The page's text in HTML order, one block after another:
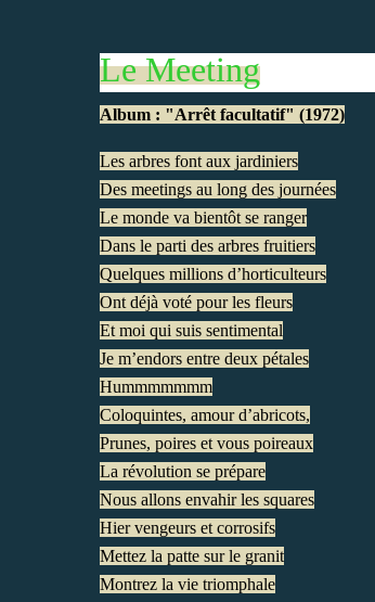
Le Meeting
Album : "Arrêt facultatif" (1972)
Les arbres font aux jardiniers
Des meetings au long des journées
Le monde va bientôt se ranger
Dans le parti des arbres fruitiers
Quelques millions d’horticulteurs
Ont déjà voté pour les fleurs
Et moi qui suis sentimental
Je m’endors entre deux pétales
Hummmmmmm
Coloquintes, amour d’abricots,
Prunes, poires et vous poireaux
La révolution se prépare
Nous allons envahir les squares
Hier vengeurs et corrosifs
Mettez la patte sur le granit
Montrez la vie triomphale